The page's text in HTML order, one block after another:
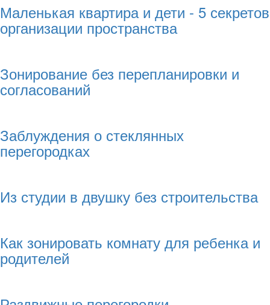
Маленькая квартира и дети - 5 секретов
организации пространства
Зонирование без перепланировки и
согласований
Заблуждения о стеклянных
перегородках
Из студии в двушку без строительства
Как зонировать комнату для ребенка и
родителей